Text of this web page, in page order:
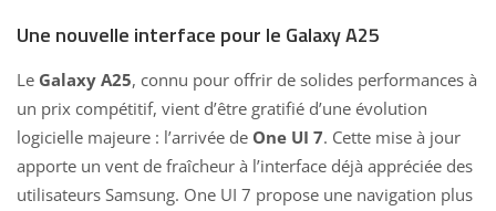
Une nouvelle interface pour le Galaxy A25
Le Galaxy A25, connu pour offrir de solides performances à
un prix compétitif, vient d’être gratifié d’une évolution
logicielle majeure : l’arrivée de One UI 7. Cette mise à jour
apporte un vent de fraîcheur à l’interface déjà appréciée des
utilisateurs Samsung. One UI 7 propose une navigation plus